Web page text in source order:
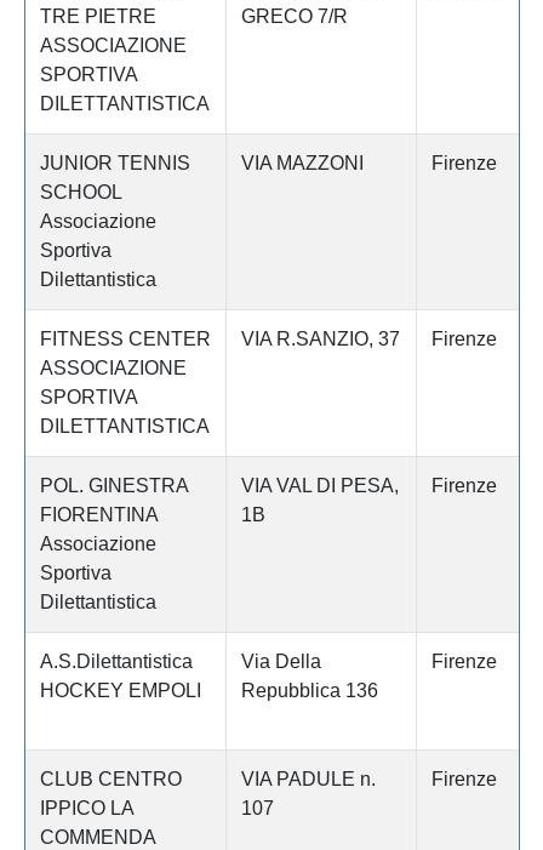
TRE PIETRE
ASSOCIAZIONE
SPORTIVA
DILETTANTISTICA
GRECO 7/R
JUNIOR TENNIS
SCHOOL
Associazione
Sportiva
Dilettantistica
VIA MAZZONI Firenze
FITNESS CENTER
ASSOCIAZIONE
SPORTIVA
DILETTANTISTICA
VIA R.SANZIO, 37 Firenze
POL. GINESTRA
FIORENTINA
Associazione
Sportiva
Dilettantistica
VIA VAL DI PESA,
1B
Firenze
A.S.Dilettantistica
HOCKEY EMPOLI
Via Della
Repubblica 136
Firenze
CLUB CENTRO
IPPICO LA
COMMENDA
VIA PADULE n.
107
Firenze